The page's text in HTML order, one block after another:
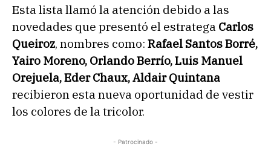
Esta lista llamó la atención debido a las
novedades que presentó el estratega Carlos
Queiroz, nombres como: Rafael Santos Borré,
Yairo Moreno, Orlando Berrío, Luis Manuel
Orejuela, Eder Chaux, Aldair Quintana
recibieron esta nueva oportunidad de vestir
los colores de la tricolor.
- Patrocinado -